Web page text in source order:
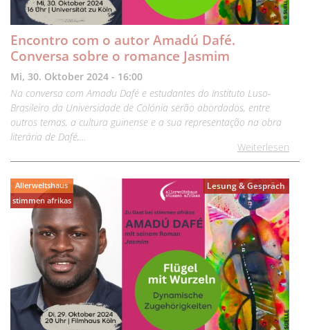
Encontro com o autor Amadú Dafé.
Conversa sobre o romance Jasmim
Mi, 30. Oktober 2024 - 16:00
Na conversa com Amadu Dafé e estudantes do Instituto Luso-
Brasileiro da Universidade de Colónia serão abordados, entre
outros temas, a cultura guinense e a sua representação na obra
literária de Dafé,…
Weiterlesen
Allerweltshaus
stimmen afrikas
Lesung & Gespräch